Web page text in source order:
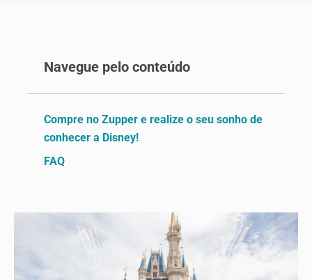
Navegue pelo conteúdo
Compre no Zupper e realize o seu sonho de
conhecer a Disney!
FAQ